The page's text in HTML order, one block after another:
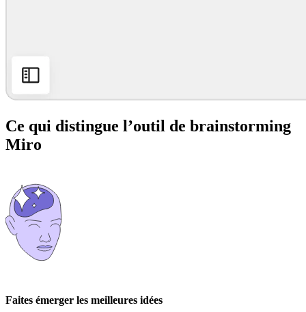
Ce qui distingue l’outil de brainstorming
Miro
Faites émerger les meilleures idées